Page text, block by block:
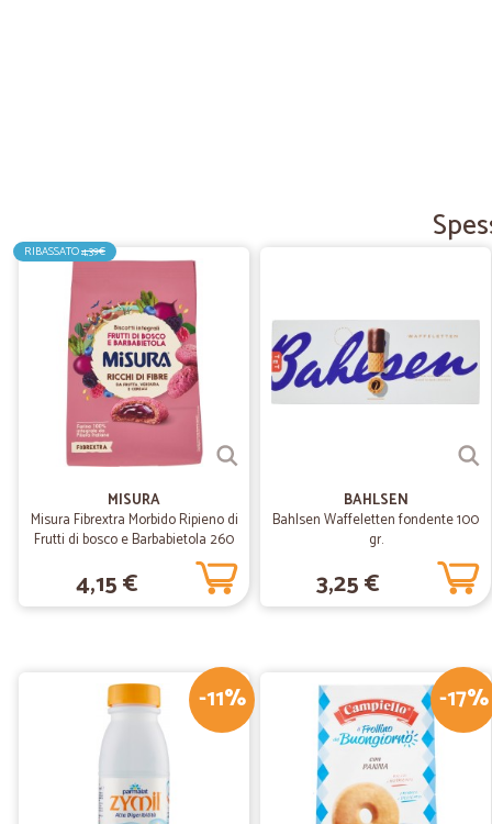
RIBASSATO4,39€
MISURA
Misura Fibrextra Morbido Ripieno di
Frutti di bosco e Barbabietola 260
4,15 €
BAHLSEN
Bahlsen Waffeletten fondente 100
gr.
3,25 €
-11% -17%